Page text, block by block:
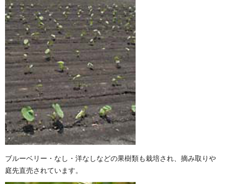
ブルーベリー・なし・洋なしなどの果樹類も栽培され、摘み取りや
庭先直売されています。